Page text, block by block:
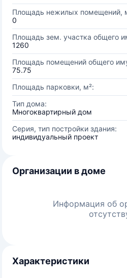
Площадь нежилых помещений,
0
Площадь зем. участка общего
1260
Площадь помещений общего
75.75
Площадь парковки, м²:
Тип дома:
Многоквартирный дом
Серия, тип постройки здания:
индивидуальный проект
Организации в доме
Информация об
Характеристики